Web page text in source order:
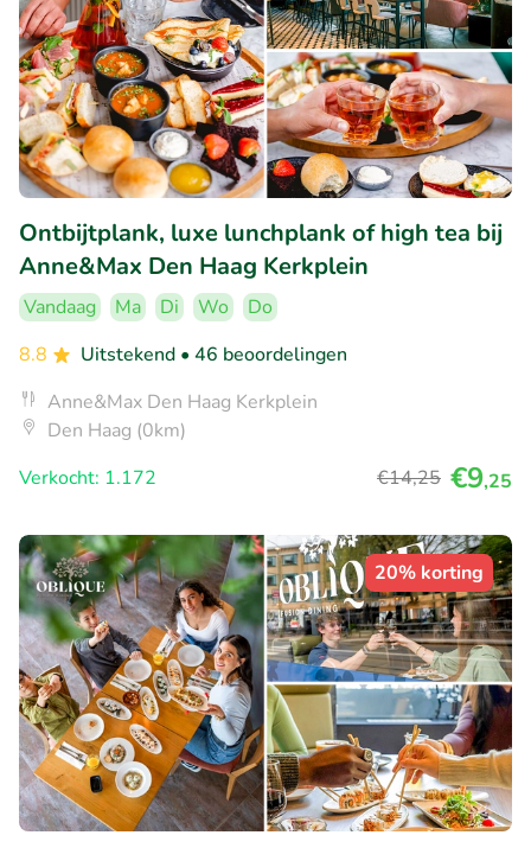
Ontbijtplank, luxe lunchplank of high tea bij
Anne&Max Den Haag Kerkplein
Vandaag Ma Di Wo
Do
8.8
Uitstekend • 46 beoordelingen
Anne&Max Den Haag Kerkplein
Den Haag (0km)
Verkocht: 1.172
€14,25 €9,25
20% korting